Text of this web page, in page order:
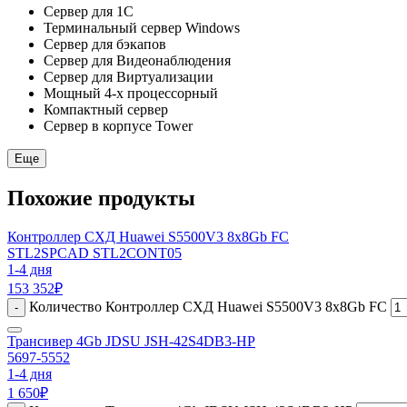
Сервер для 1С
Терминальный сервер Windows
Сервер для бэкапов
Сервер для Видеонаблюдения
Сервер для Виртуализации
Мощный 4-х процессорный
Компактный сервер
Сервер в корпусе Tower
Еще
Похожие продукты
Контроллер СХД Huawei S5500V3 8x8Gb FC
STL2SPCAD STL2CONT05
1-4 дня
153 352₽
- Количество Контроллер СХД Huawei S5500V3 8x8Gb FC
Трансивер 4Gb JDSU JSH-42S4DB3-HP
5697-5552
1-4 дня
1 650₽